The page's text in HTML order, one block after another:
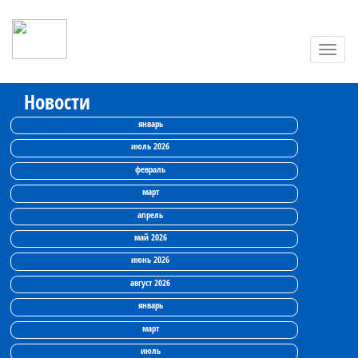
Новости
январь
июль 2026
февраль
март
апрель
май 2026
июнь 2026
август 2026
январь
март
июль